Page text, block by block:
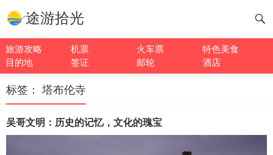
途游拾光
旅游攻略 机票 火车票
特色美食
目的地
签证 邮轮 酒店
标签： 塔布伦寺
吴哥文明：历史的记忆，文化的瑰宝